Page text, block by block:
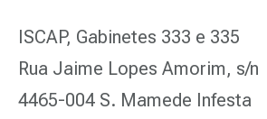
ISCAP, Gabinetes 333 e 335
Rua Jaime Lopes Amorim, s/n
4465-004 S. Mamede Infesta